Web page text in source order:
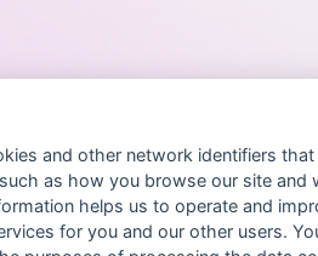
and other network identifiers
as how you browse our site and
helps us to operate and
for you and our other users.